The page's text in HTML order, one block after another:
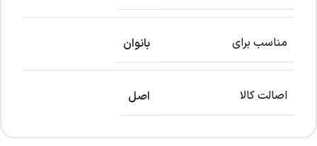
مناسب برای بانوان
اصالت کالا اصل